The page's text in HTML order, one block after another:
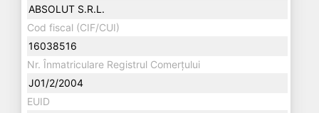
ABSOLUT S.R.L.
Cod fiscal (CIF/CUI)
16038516
Nr. Înmatriculare Registrul Comerțului
J01/2/2004
EUID